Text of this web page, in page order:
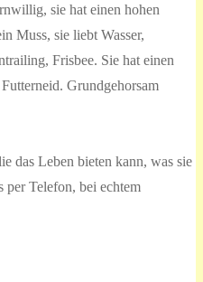
sie hat einen hohen
Muss, sie liebt Wasser,
Frisbee. Sie hat einen
Grundgehorsam
das Leben bieten kann, was sie
per Telefon, bei echtem